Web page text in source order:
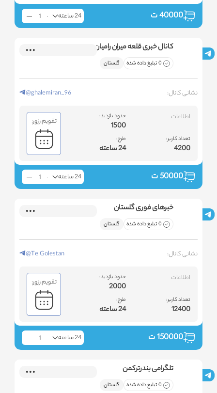
40000ت 24 ساعته
کانال خبری قلعه میران رامیان
0 تبلیغ داده شده گلستان
نشانی کانال: @ghalemiran_96
اطلاعات
تعداد کاربر:
4200
حدود بازدید:
1500
طرح:
24 ساعته
تقویم رزور:
50000ت 24 ساعته
خبرهای فوری گلستان
0 تبلیغ داده شده گلستان
نشانی کانال: @TelGolestan
اطلاعات
تعداد کاربر:
12400
حدود بازدید:
2000
طرح:
24 ساعته
تقویم رزور:
150000ت 24 ساعته
تلگرامی بندرترکمن
0 تبلیغ داده شده گلستان